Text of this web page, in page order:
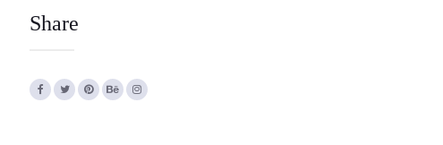
Share